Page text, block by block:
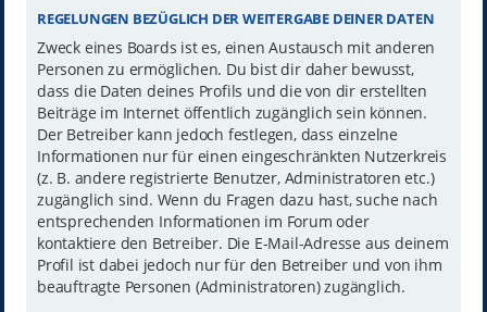
REGELUNGEN BEZÜGLICH DER WEITERGABE DEINER DATEN
Zweck eines Boards ist es, einen Austausch mit anderen
Personen zu ermöglichen. Du bist dir daher bewusst,
dass die Daten deines Profils und die von dir erstellten
Beiträge im Internet öffentlich zugänglich sein können.
Der Betreiber kann jedoch festlegen, dass einzelne
Informationen nur für einen eingeschränkten Nutzerkreis
(z. B. andere registrierte Benutzer, Administratoren etc.)
zugänglich sind. Wenn du Fragen dazu hast, suche nach
entsprechenden Informationen im Forum oder
kontaktiere den Betreiber. Die E-Mail-Adresse aus deinem
Profil ist dabei jedoch nur für den Betreiber und von ihm
beauftragte Personen (Administratoren) zugänglich.